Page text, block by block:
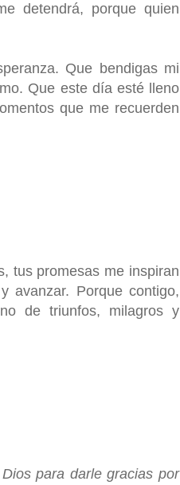
detendrá, porque quien
Que bendigas mi
Que este día esté lleno
que me recuerden
tus promesas me inspiran
avanzar. Porque contigo,
de triunfos, milagros y
para darle gracias por